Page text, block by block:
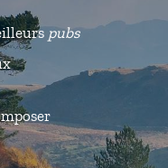
pubs